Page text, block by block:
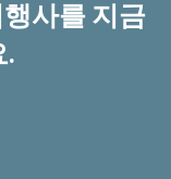
사를 지금
.